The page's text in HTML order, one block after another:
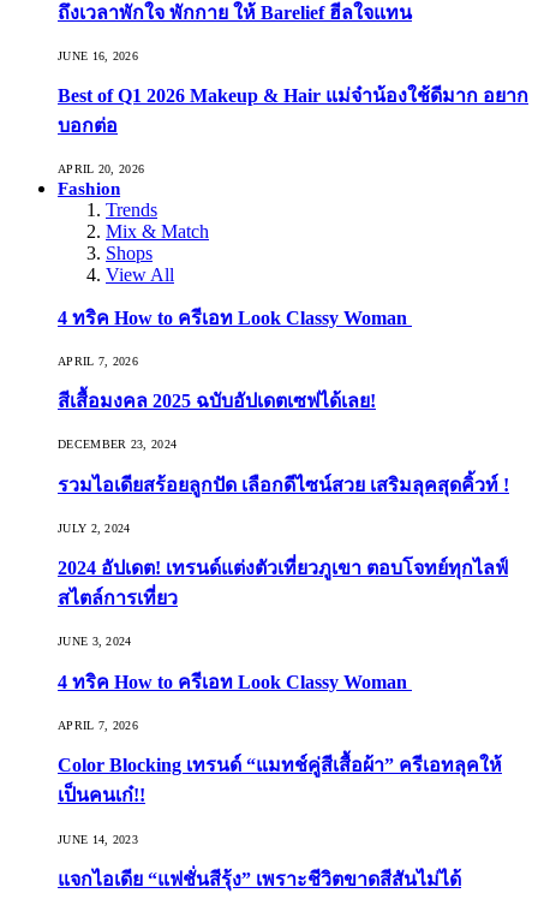
ถึงเวลาพักใจ พักกาย ให้ Barelief ฮีลใจแทน
JUNE 16, 2026
Best of Q1 2026 Makeup & Hair แม่จ๋าน้องใช้ดีมาก อยาก
บอกต่อ
APRIL 20, 2026
Fashion
Trends
Mix & Match
Shops
View All
4 ทริค How to ครีเอท Look Classy Woman
APRIL 7, 2026
สีเสื้อมงคล 2025 ฉบับอัปเดตเซฟได้เลย!
DECEMBER 23, 2024
รวมไอเดียสร้อยลูกปัด เลือกดีไซน์สวย เสริมลุคสุดคิ้วท์ !
JULY 2, 2024
2024 อัปเดต! เทรนด์แต่งตัวเที่ยวภูเขา ตอบโจทย์ทุกไลฟ์
สไตล์การเที่ยว
JUNE 3, 2024
4 ทริค How to ครีเอท Look Classy Woman
APRIL 7, 2026
Color Blocking เทรนด์ “แมทช์คู่สีเสื้อผ้า” ครีเอทลุคให้
เป็นคนเก๋!!
JUNE 14, 2023
แจกไอเดีย “แฟชั่นสีรุ้ง” เพราะชีวิตขาดสีสันไม่ได้